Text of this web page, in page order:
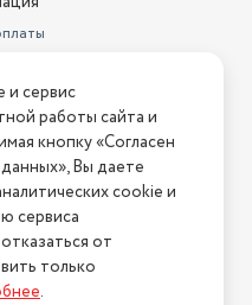
Напишите нам
У нас есть всё!
и сервис
работы сайта и
кнопку «Согласен
Вы даете
cookie и
сервиса
от
только
.